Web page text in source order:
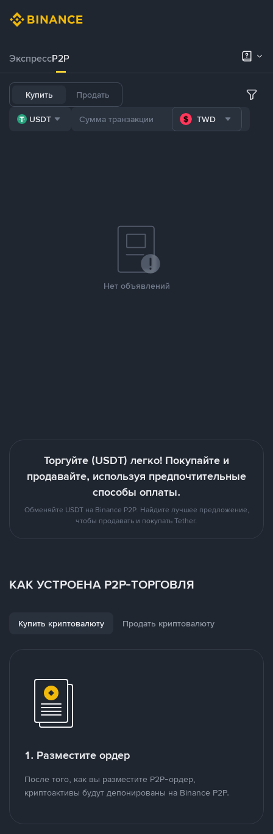
ЭкспрессP2P
Купить Продать
USDT TWD
Нет объявлений
Торгуйте (USDT) легко! Покупайте и
продавайте, используя предпочтительные
способы оплаты.
Обменяйте USDT на Binance P2P. Найдите лучшее предложение,
чтобы продавать и покупать Tether.
КАК УСТРОЕНА P2P-ТОРГОВЛЯ
Купить криптовалюту Продать криптовалюту
1. Разместите ордер
После того, как вы разместите P2P-ордер,
криптоактивы будут депонированы на Binance P2P.